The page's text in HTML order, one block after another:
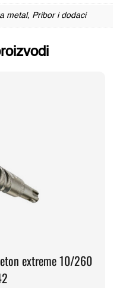
metal, Pribor i dodaci
extreme 10/260